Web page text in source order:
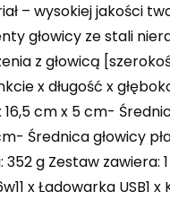
– wysokiej jakości
głowicy ze stali
z głowicą
x długość x
cm x 5 cm-
Średnica głowicy
g Zestaw zawiera:
x Ładowarka USB1 x